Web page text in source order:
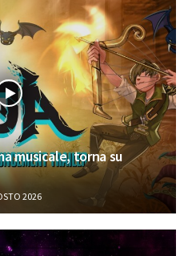
musicale, torna su
2026